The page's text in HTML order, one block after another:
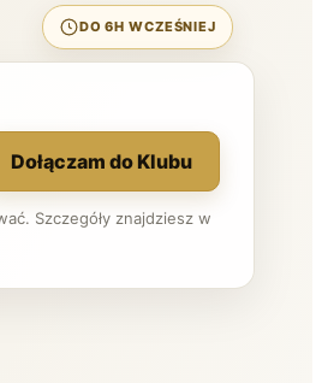
DO 6H WCZEŚNIEJ
Dołączam do Klubu
Szczegóły znajdziesz w